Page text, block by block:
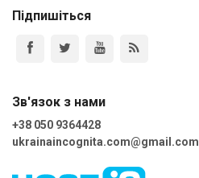
Підпишіться
Зв'язок з нами
+38 050 9364428
ukrainaincognita.com@gmail.com